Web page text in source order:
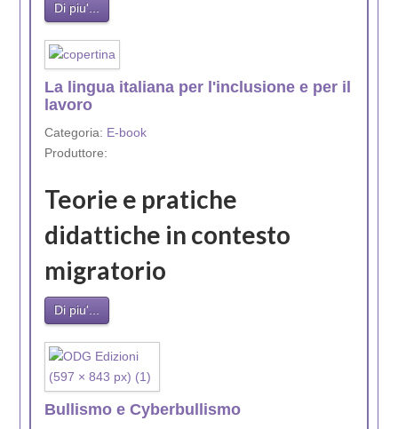
Di piu'...
La lingua italiana per l'inclusione e per il
lavoro
Categoria: E-book
Produttore:
Teorie e pratiche
didattiche in contesto
migratorio
Di piu'...
Bullismo e Cyberbullismo